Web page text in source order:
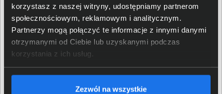
korzystasz z naszej witryny, udostępniamy partnerom
społecznościowym, reklamowym i analitycznym.
Partnerzy mogą połączyć te informacje z innymi danymi
otrzymanymi od Ciebie lub uzyskanymi podczas
korzystania z ich usług.
Zezwól na wszystkie
Jabra Video Expert Club